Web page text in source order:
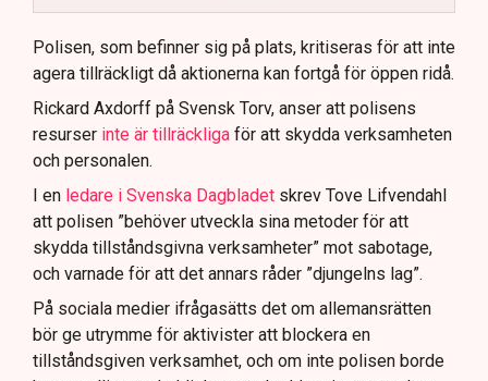
Polisen använder drönare och uniformerad polis
för att dokumentera bevis.
Samtidigt är polisarbetet komplext när det gäller
att navigera juridiska rättigheter och gränser.
Polisen, som befinner sig på plats, kritiseras för att inte
agera tillräckligt då aktionerna kan fortgå för öppen ridå.
Rickard Axdorff på Svensk Torv, anser att polisens
resurser inte är tillräckliga för att skydda verksamheten
och personalen.
I en ledare i Svenska Dagbladet skrev Tove Lifvendahl
att polisen ”behöver utveckla sina metoder för att
skydda tillståndsgivna verksamheter” mot sabotage,
och varnade för att det annars råder ”djungelns lag”.
På sociala medier ifrågasätts det om allemansrätten
bör ge utrymme för aktivister att blockera en
tillståndsgiven verksamhet, och om inte polisen borde